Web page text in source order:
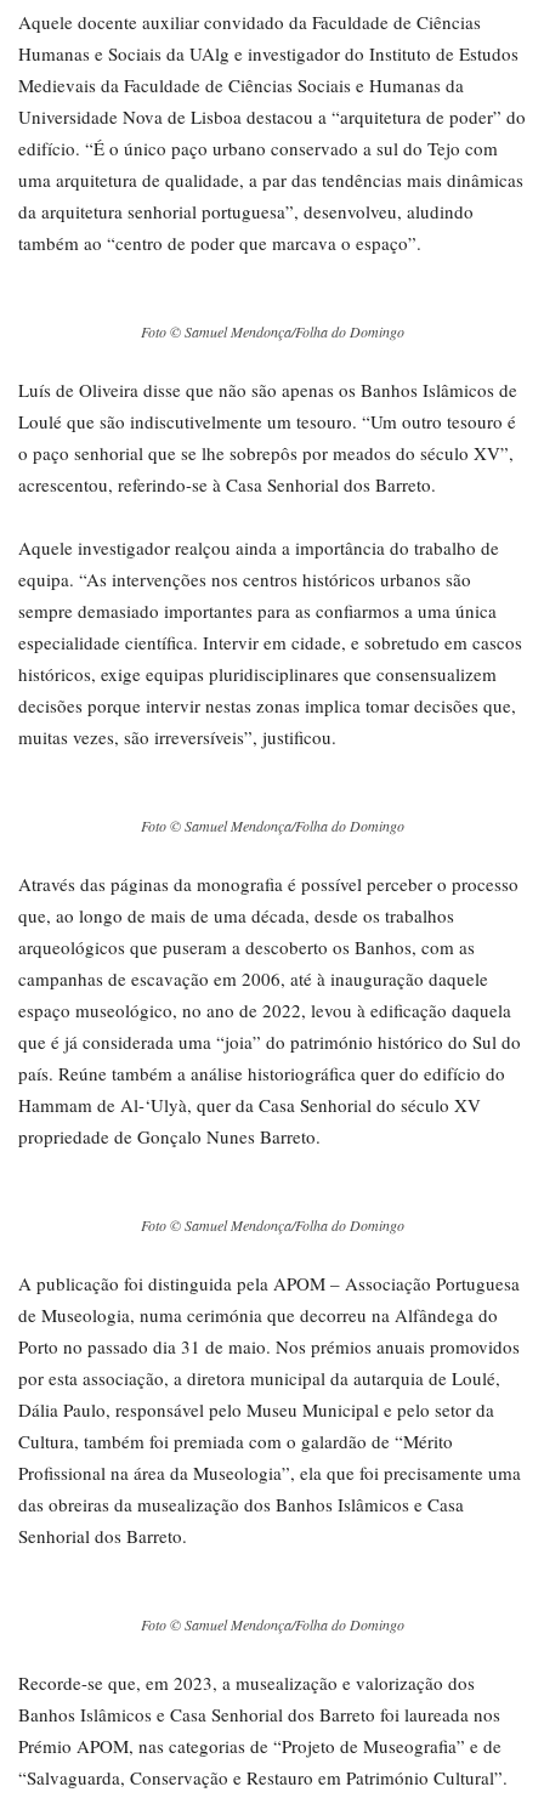
Aquele docente auxiliar convidado da Faculdade de Ciências
Humanas e Sociais da UAlg e investigador do Instituto de Estudos
Medievais da Faculdade de Ciências Sociais e Humanas da
Universidade Nova de Lisboa destacou a “arquitetura de poder” do
edifício. “É o único paço urbano conservado a sul do Tejo com
uma arquitetura de qualidade, a par das tendências mais dinâmicas
da arquitetura senhorial portuguesa”, desenvolveu, aludindo
também ao “centro de poder que marcava o espaço”.
Foto © Samuel Mendonça/Folha do Domingo
Luís de Oliveira disse que não são apenas os Banhos Islâmicos de
Loulé que são indiscutivelmente um tesouro. “Um outro tesouro é
o paço senhorial que se lhe sobrepôs por meados do século XV”,
acrescentou, referindo-se à Casa Senhorial dos Barreto.
Aquele investigador realçou ainda a importância do trabalho de
equipa. “As intervenções nos centros históricos urbanos são
sempre demasiado importantes para as confiarmos a uma única
especialidade científica. Intervir em cidade, e sobretudo em cascos
históricos, exige equipas pluridisciplinares que consensualizem
decisões porque intervir nestas zonas implica tomar decisões que,
muitas vezes, são irreversíveis”, justificou.
Foto © Samuel Mendonça/Folha do Domingo
Através das páginas da monografia é possível perceber o processo
que, ao longo de mais de uma década, desde os trabalhos
arqueológicos que puseram a descoberto os Banhos, com as
campanhas de escavação em 2006, até à inauguração daquele
espaço museológico, no ano de 2022, levou à edificação daquela
que é já considerada uma “joia” do património histórico do Sul do
país. Reúne também a análise historiográfica quer do edifício do
Hammam de Al-‘Ulyà, quer da Casa Senhorial do século XV
propriedade de Gonçalo Nunes Barreto.
Foto © Samuel Mendonça/Folha do Domingo
A publicação foi distinguida pela APOM – Associação Portuguesa
de Museologia, numa cerimónia que decorreu na Alfândega do
Porto no passado dia 31 de maio. Nos prémios anuais promovidos
por esta associação, a diretora municipal da autarquia de Loulé,
Dália Paulo, responsável pelo Museu Municipal e pelo setor da
Cultura, também foi premiada com o galardão de “Mérito
Profissional na área da Museologia”, ela que foi precisamente uma
das obreiras da musealização dos Banhos Islâmicos e Casa
Senhorial dos Barreto.
Foto © Samuel Mendonça/Folha do Domingo
Recorde-se que, em 2023, a musealização e valorização dos
Banhos Islâmicos e Casa Senhorial dos Barreto foi laureada nos
Prémio APOM, nas categorias de “Projeto de Museografia” e de
“Salvaguarda, Conservação e Restauro em Património Cultural”.